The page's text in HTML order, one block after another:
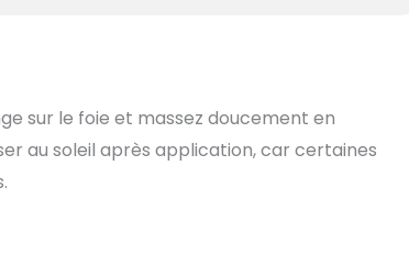
sur le foie et massez doucement en
au soleil après application, car certaines